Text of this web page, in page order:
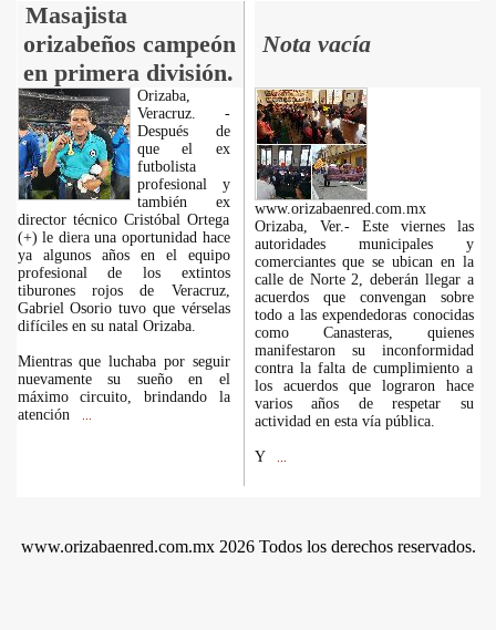
Masajista
orizabeños campeón
en primera división.
Nota vacía
Orizaba,
Veracruz. -
Después de
que el ex
futbolista
profesional y
también ex
director técnico Cristóbal Ortega
(+) le diera una oportunidad hace
ya algunos años en el equipo
profesional de los extintos
tiburones rojos de Veracruz,
Gabriel Osorio tuvo que vérselas
difíciles en su natal Orizaba.
Mientras que luchaba por seguir
nuevamente su sueño en el
máximo circuito, brindando la
atención
www.orizabaenred.com.mx
Orizaba, Ver.- Este viernes las
autoridades municipales y
comerciantes que se ubican en la
calle de Norte 2, deberán llegar a
acuerdos que convengan sobre
todo a las expendedoras conocidas
como Canasteras, quienes
manifestaron su inconformidad
contra la falta de cumplimiento a
los acuerdos que lograron hace
varios años de respetar su
actividad en esta vía pública.
Y
www.orizabaenred.com.mx 2026 Todos los derechos reservados.